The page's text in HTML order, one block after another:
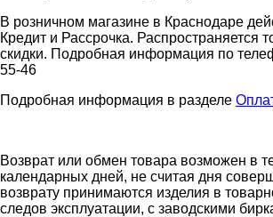
В розничном магазине в Краснодаре
Кредит и Рассрочка. Распространяется
скидки. Подробная информация по
55-46
Подробная информация в разделе
Возврат или обмен товара возможен в
календарных дней, не считая дня
возврату принимаются изделия в
следов эксплуатации, с заводскими